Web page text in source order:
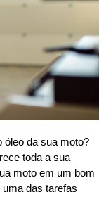
óleo da sua moto?
toda a sua
moto em um bom
das tarefas